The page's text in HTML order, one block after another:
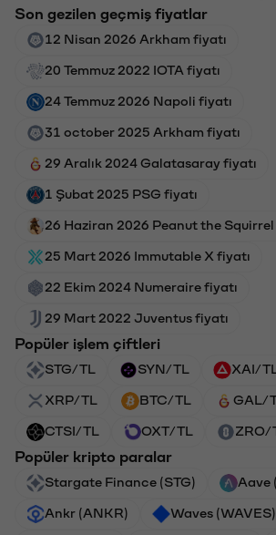
Son gezilen geçmiş fiyatlar
12 Nisan 2026 Arkham fiyatı
20 Temmuz 2022 IOTA fiyatı
24 Temmuz 2026 Napoli fiyatı
31 october 2025 Arkham fiyatı
29 Aralık 2024 Galatasaray fiyatı
1 Şubat 2025 PSG fiyatı
26 Haziran 2026 Peanut the Squirrel
25 Mart 2026 Immutable X fiyatı
22 Ekim 2024 Numeraire fiyatı
29 Mart 2022 Juventus fiyatı
Popüler işlem çiftleri
STG/TL SYN/TL XAI/TL
XRP/TL BTC/TL GAL/
CTSI/TL OXT/TL ZRO/
Popüler kripto paralar
Stargate Finance (STG) Aave
Ankr (ANKR) Waves (WAVES)